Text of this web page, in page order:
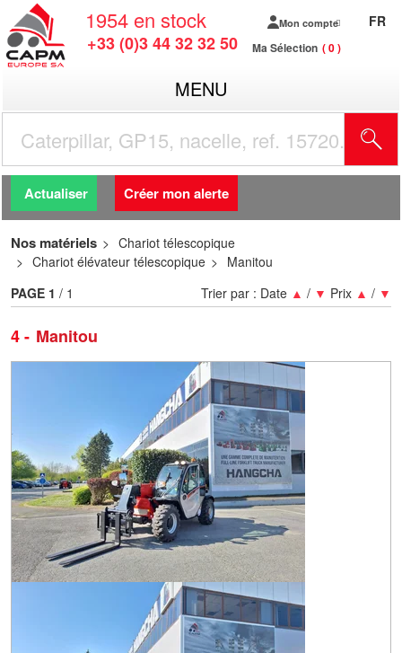
1954 en stock
+33 (0)3 44 32 32 50
Mon compte
Ma Sélection 0
FR
MENU
Actualiser Créer mon alerte
Nos matériels
Chariot télescopique
Chariot élévateur télescopique
Manitou
4 Manitou
Trier par : Date ▲ / ▼ Prix ▲ / ▼
PAGE 1 / 1